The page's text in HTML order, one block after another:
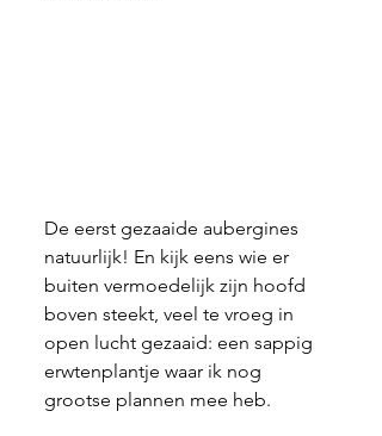
De eerst gezaaide aubergines
natuurlijk! En kijk eens wie er
buiten vermoedelijk zijn hoofd
boven steekt, veel te vroeg in
open lucht gezaaid: een sappig
erwtenplantje waar ik nog
grootse plannen mee heb.